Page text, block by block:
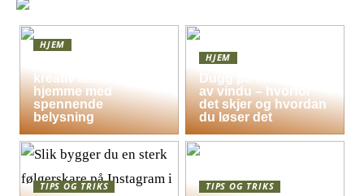
HJEM
kreativ atmosfære
hjemme med
spennende
belysning
HJEM
Dugg på indersiden
av vindu – hvorfor
det skjer og hvordan
du løser det
TIPS OG TRIKS TIPS OG TRIKS